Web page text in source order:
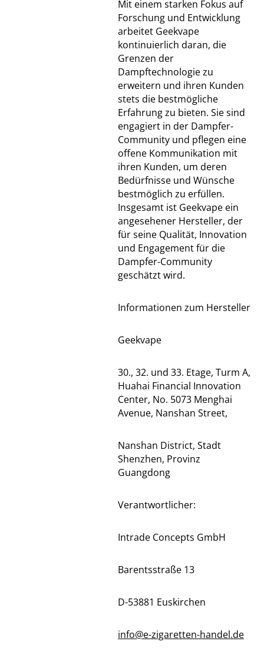
Mit einem starken Fokus auf
Forschung und Entwicklung
arbeitet Geekvape
kontinuierlich daran, die
Grenzen der
Dampftechnologie zu
erweitern und ihren Kunden
stets die bestmögliche
Erfahrung zu bieten. Sie sind
engagiert in der Dampfer-
Community und pflegen eine
offene Kommunikation mit
ihren Kunden, um deren
Bedürfnisse und Wünsche
bestmöglich zu erfüllen.
Insgesamt ist Geekvape ein
angesehener Hersteller, der
für seine Qualität, Innovation
und Engagement für die
Dampfer-Community
geschätzt wird.
Informationen zum Hersteller
Geekvape
30., 32. und 33. Etage, Turm A,
Huahai Financial Innovation
Center, No. 5073 Menghai
Avenue, Nanshan Street,
Nanshan District, Stadt
Shenzhen, Provinz
Guangdong
Verantwortlicher:
Intrade Concepts GmbH
Barentsstraße 13
D-53881 Euskirchen
info@e-zigaretten-handel.de